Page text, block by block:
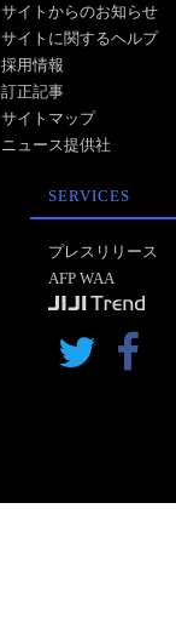
サイトからのお知らせ
サイトに関するヘルプ
採用情報
訂正記事
サイトマップ
ニュース提供社
SERVICES
プレスリリース
AFP WAA